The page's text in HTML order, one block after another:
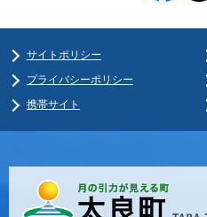
サイトポリシー
プライバシーポリシー
携帯サイト